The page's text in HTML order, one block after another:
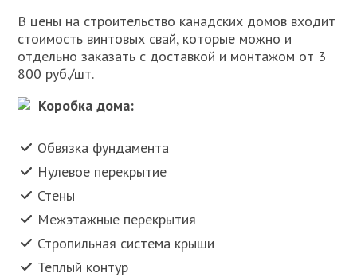
В цены на строительство канадских домов входит
стоимость винтовых свай, которые можно и
отдельно заказать с доставкой и монтажом от 3
800 руб./шт.
Коробка дома:
Обвязка фундамента
Нулевое перекрытие
Стены
Межэтажные перекрытия
Стропильная система крыши
Теплый контур